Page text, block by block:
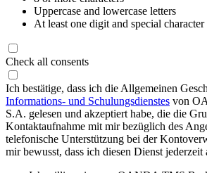
Uppercase and lowercase letters
At least one digit and special character
Check all consents
Ich bestätige, dass ich die Allgemeinen
Informations- und Schulungsdienstes von
S.A. gelesen und akzeptiert habe, die die
Kontaktaufnahme mit mir bezüglich des
telefonische Unterstützung bei der
mir bewusst, dass ich diesen Dienst jederzeit